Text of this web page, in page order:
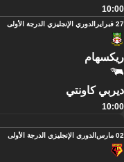
10:00
27 فبراير الدوري الإنجليزي الدرجة الأولى
ريكسهام
ديربي كاونتي
10:00
02 مارس الدوري الإنجليزي الدرجة الأولى